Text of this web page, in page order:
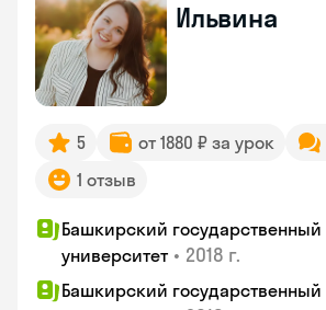
Ильвина
5 от 1880 ₽ за урок
1 отзыв
Башкирский государственный
университет • 2018 г.
Башкирский государственный